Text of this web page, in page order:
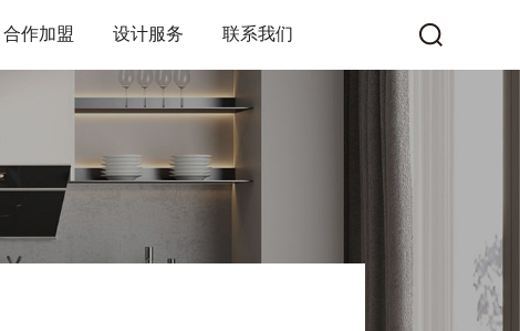
合作加盟 设计服务 联系我们